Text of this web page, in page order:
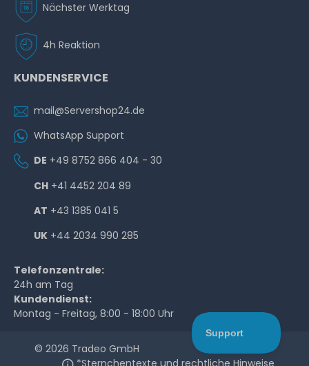
Nächster Werktag
4h Reaktion
KUNDENSERVICE
mail@Servershop24.de
WhatsApp Support
DE +49 8752 866 404 - 30
CH +41 4452 204 89
AT +43 1385 041 5
UK +44 2034 990 285
Telefonzentrale:
24h am Tag
Kundendienst:
Montag - Freitag, 8:00 - 18:00 Uhr
© 2026 Tradeo GmbH